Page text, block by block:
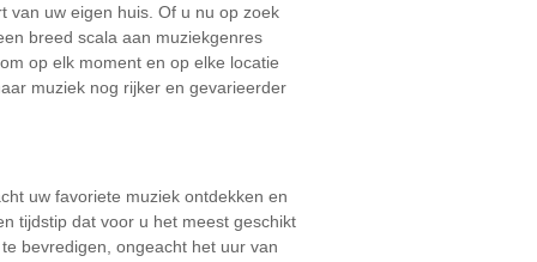
van uw eigen huis. Of u nu op zoek
breed scala aan muziekgenres
op elk moment en op elke locatie
muziek nog rijker en gevarieerder
uw favoriete muziek ontdekken en
tijdstip dat voor u het meest geschikt
bevredigen, ongeacht het uur van